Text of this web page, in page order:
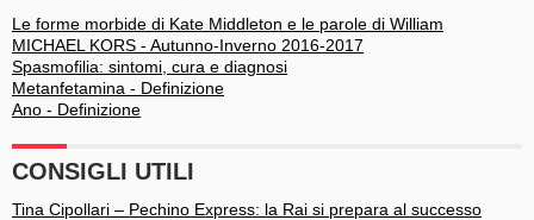
Le forme morbide di Kate Middleton e le parole di William
MICHAEL KORS - Autunno-Inverno 2016-2017
Spasmofilia: sintomi, cura e diagnosi
Metanfetamina - Definizione
Ano - Definizione
CONSIGLI UTILI
Tina Cipollari – Pechino Express: la Rai si prepara al successo